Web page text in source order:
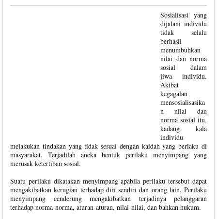
Sosialisasi yang
dijalani individu
tidak selalu
berhasil
menumbuhkan
nilai dan norma
sosial dalam
jiwa individu.
Akibat
kegagalan
mensosialisasika
n nilai dan
norma sosial itu,
kadang kala
individu
melakukan tindakan yang tidak sesuai dengan kaidah yang berlaku di
masyarakat. Terjadilah aneka bentuk perilaku menyimpang yang
merusak ketertiban sosial.
Suatu perilaku dikatakan menyimpang apabila perilaku tersebut dapat
mengakibatkan kerugian terhadap diri sendiri dan orang lain. Perilaku
menyimpang cenderung mengakibatkan terjadinya pelanggaran
terhadap norma-norma, aturan-aturan, nilai-nilai, dan bahkan hukum.